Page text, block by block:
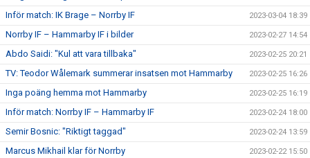
Inför match: IK Brage – Norrby IF 2023-03-04 18:39
Norrby IF – Hammarby IF i bilder 2023-02-27 14:54
Abdo Saidi: "Kul att vara tillbaka" 2023-02-25 20:21
TV: Teodor Wålemark summerar insatsen mot Hammarby 2023-02-25 16:26
Inga poäng hemma mot Hammarby 2023-02-25 16:19
Inför match: Norrby IF – Hammarby IF 2023-02-24 18:00
Semir Bosnic: "Riktigt taggad" 2023-02-24 13:59
Marcus Mikhail klar för Norrby 2023-02-22 15:50